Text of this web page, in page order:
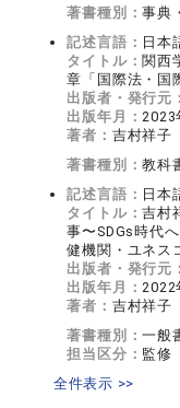
著書種別：事典
記述言語： 日本
タイトル：関西
章「国際法・国
出版者・発行元：
出版年月： 2023
著者： 吉村祥子
著書種別：教科
記述言語： 日本
タイトル：吉村
事〜SDGs時代
健機関・ユネス
出版者・発行元：
出版年月： 2022
著者： 吉村祥子
著書種別：一般
担当区分： 監修
全件表示 >>